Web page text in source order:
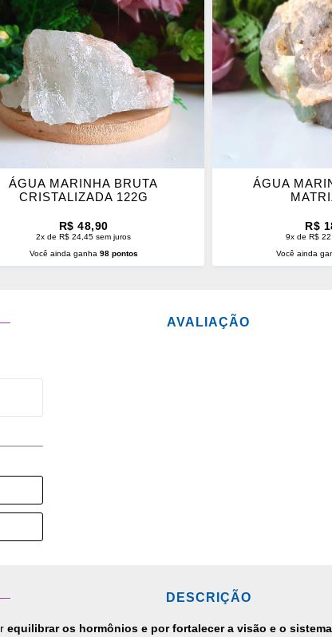
OS
FAVORITOS
ÁGUA MARINHA BRUTA
CRISTALIZADA 122G
R$ 48,90
2x de R$ 24,45 sem juros
Você ainda ganha 98 pontos
OS
FAVORITOS
ÁGUA
R$
9x de R$
Você ainda
AVALIAÇÃO
DESCRIÇÃO
equilibrar os hormônios e por fortalecer a visão e o